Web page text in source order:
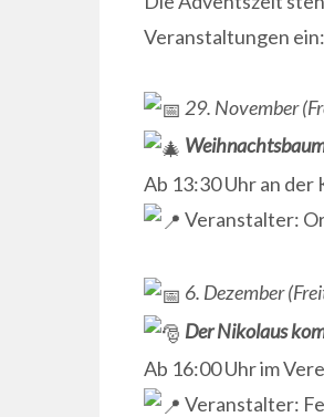
Veranstaltungen ein:
29. November
Ab 13:30 Uhr an
Veranstalter:
6. Dezember
Der Nikolaus
Ab 16:00 Uhr im
Veranstalter: